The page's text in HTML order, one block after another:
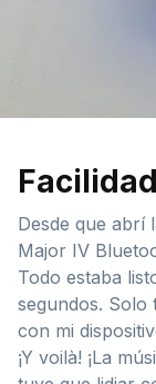
Desde que abrí
Major IV
Todo estaba
segundos. Solo
con mi
¡Y voilà! ¡La